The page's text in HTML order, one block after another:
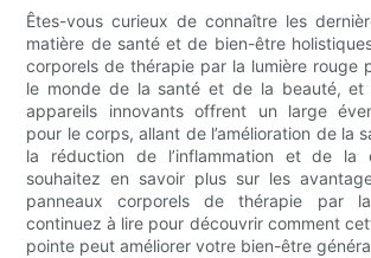
Êtes-vous curieux de connaître les
matière de santé et de bien-être
corporels de thérapie par la lumière rouge
le monde de la santé et de la beauté, et
appareils innovants offrent un large
pour le corps, allant de l’amélioration de la
la réduction de l’inflammation et de la
souhaitez en savoir plus sur les
panneaux corporels de thérapie par
continuez à lire pour découvrir comment
pointe peut améliorer votre bien-être